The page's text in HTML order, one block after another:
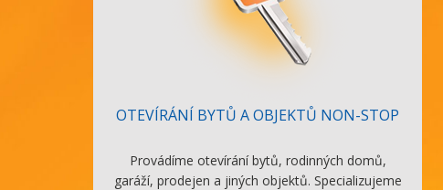
OTEVÍRÁNÍ BYTŮ A OBJEKTŮ NON-STOP
Provádíme otevírání bytů, rodinných domů,
garáží, prodejen a jiných objektů. Specializujeme